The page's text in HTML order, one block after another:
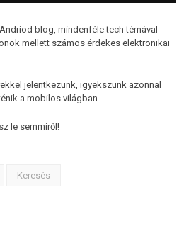
blog, mindenféle tech témával
mellett számos érdekes elektronikai
jelentkezünk, igyekszünk azonnal
a mobilos világban.
le semmiről!